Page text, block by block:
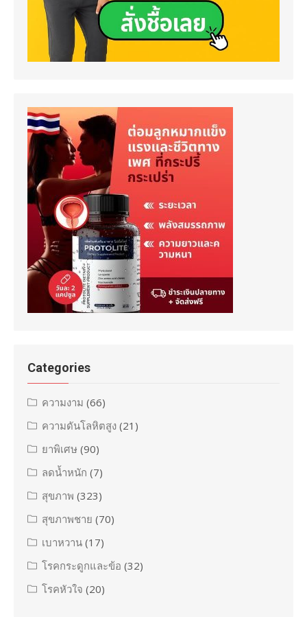
Categories
ความงาม (66)
ความดันโลหิตสูง (21)
ยาพิเศษ (90)
ลดน้ำหนัก (7)
สุขภาพ (323)
สุขภาพชาย (70)
เบาหวาน (17)
โรคกระดูกและข้อ (32)
โรคหัวใจ (20)